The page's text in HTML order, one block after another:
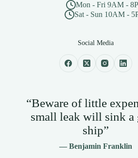
Mon - Fri 9AM -
Sat - Sun 10AM -
Social Media
“Beware of little
small leak will sink a
ship”
— Benjamin Franklin